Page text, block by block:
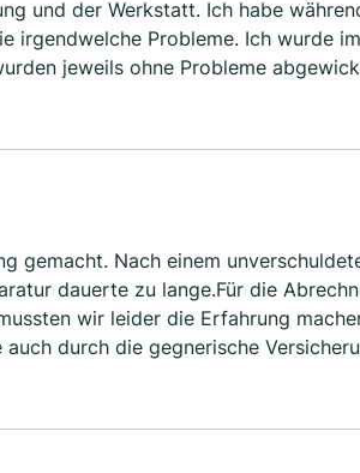
und der Werkstatt. Ich habe
irgendwelche Probleme. Ich wurde
jeweils ohne Probleme
gemacht. Nach einem
dauerte zu lange.Für die
wir leider die Erfahrung
durch die gegnerische
die Ausfallpauschale
können.